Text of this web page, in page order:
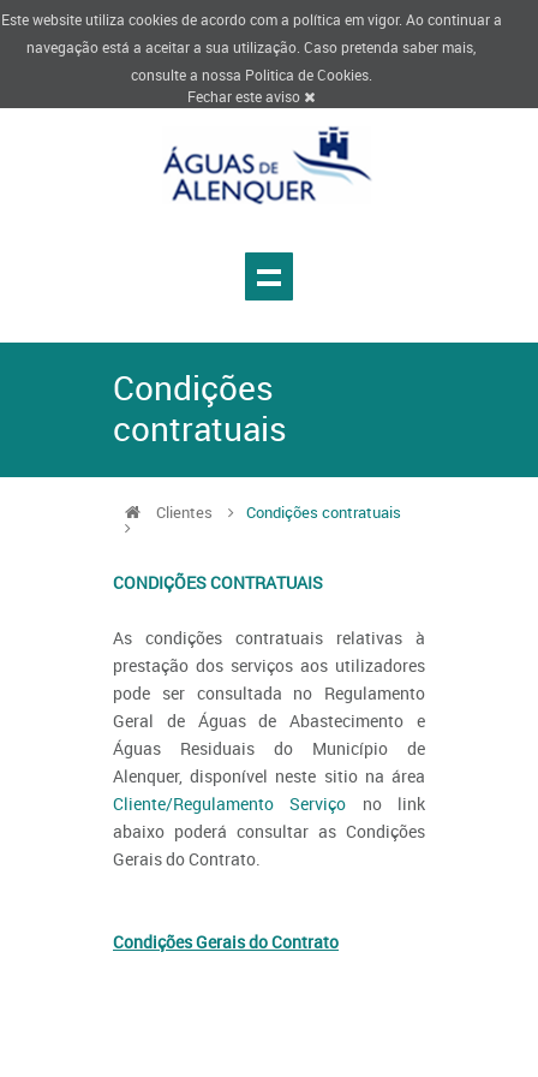
Este website utiliza cookies de acordo com a política em vigor. Ao continuar a
navegação está a aceitar a sua utilização. Caso pretenda saber mais,
consulte a nossa Politica de Cookies.
Fechar este aviso
Condições
contratuais
Clientes Condições contratuais
CONDIÇÕES CONTRATUAIS
As condições contratuais relativas à
prestação dos serviços aos utilizadores
pode ser consultada no Regulamento
Geral de Águas de Abastecimento e
Águas Residuais do Município de
Alenquer, disponível neste sitio na área
Cliente/Regulamento Serviço no link
abaixo poderá consultar as Condições
Gerais do Contrato.
Condições Gerais do Contrato